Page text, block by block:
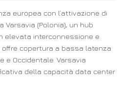
europea con l’attivazione di
Varsavia (Polonia), un hub
elevata interconnessione e
offre copertura a bassa latenza
e Occidentale. Varsavia
della capacità data center